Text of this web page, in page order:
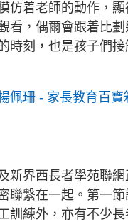
仿着老師的動作，
看，偶爾會跟着比
時刻，也是孩子們
佩珊 - 家長教育百寶
新界西長者學苑聯
聯繫在一起。第一
訓練外，亦有不少